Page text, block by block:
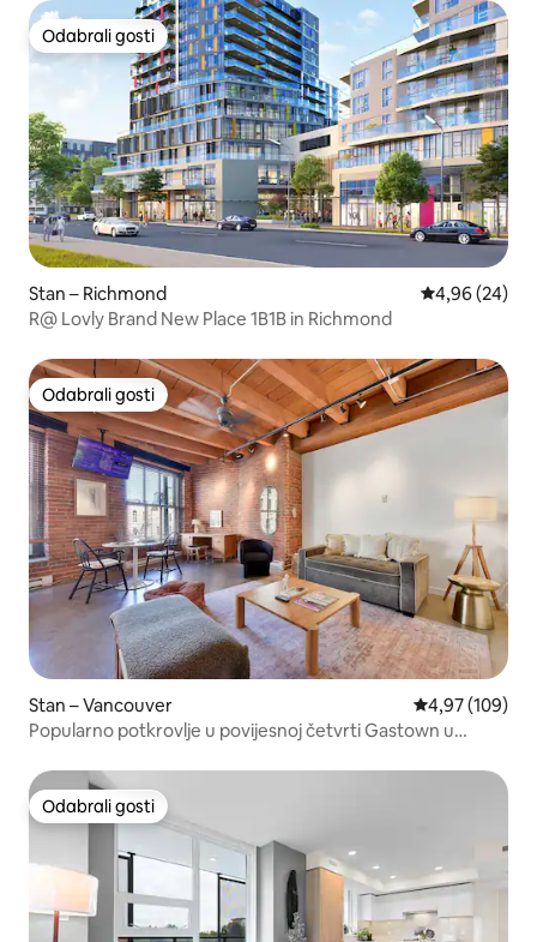
Odabrali gosti
Odabrali gosti
Stan – Richmond Prosječna
4,96 (24)
R@ Lovly Brand New Place 1B1B in Richmond
Odabrali gosti
Odabrali gosti
Stan – Vancouver Prosječna
4,97 (109)
Popularno potkrovlje u povijesnoj četvrti Gastown u
Odabrali gosti
Odabrali gosti